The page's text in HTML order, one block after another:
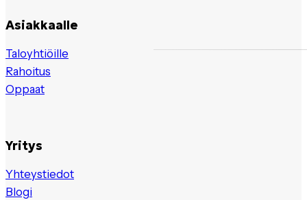
Asiakkaalle
Taloyhtiöille
Rahoitus
Oppaat
Yritys
Yhteystiedot
Blogi